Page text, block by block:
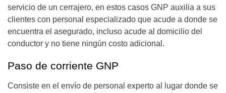
servicio de un cerrajero, en estos casos GNP auxilia a sus
clientes con personal especializado que acude a donde se
encuentra el asegurado, incluso acude al domicilio del
conductor y no tiene ningún costo adicional.
Paso de corriente GNP
Consiste en el envío de personal experto al lugar donde se